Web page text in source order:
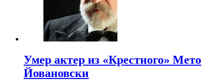
Умер актер из «Крестного» Мето
Йовановски